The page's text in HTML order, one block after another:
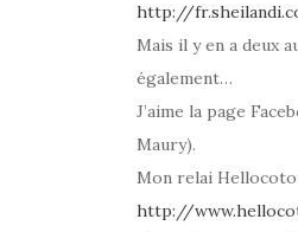
http://
Mais il y en a deux
également…
J’aime la page
Maury).
Mon relai
http://